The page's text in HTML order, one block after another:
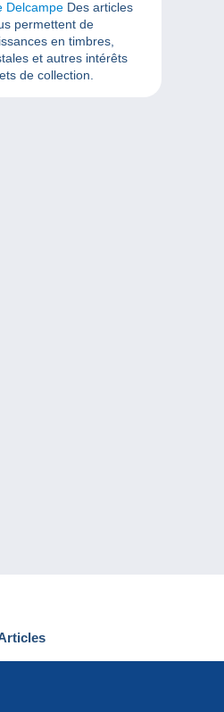
Delcampe Des articles
permettent de
en timbres,
et autres intérêts
de collection.